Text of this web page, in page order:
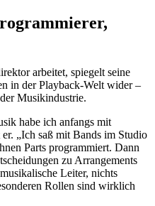
arbeitet, spiegelt seine
in der Playback-Welt wider –
Musikindustrie.
habe ich anfangs mit
„Ich saß mit Bands im Studio
Parts programmiert. Dann
zu Arrangements
Leiter, nichts
Rollen sind wirklich